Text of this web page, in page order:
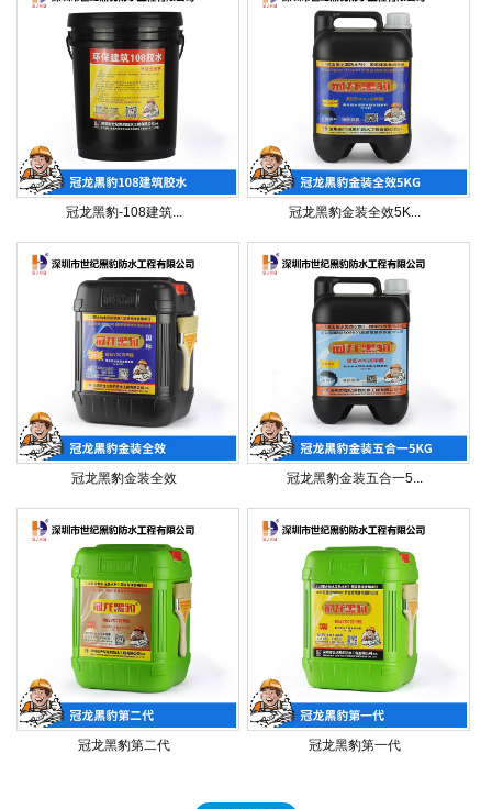
冠龙黑豹-108建筑... 冠龙黑豹金装全效5K...
冠龙黑豹金装全效 冠龙黑豹金装五合一5...
冠龙黑豹第二代 冠龙黑豹第一代